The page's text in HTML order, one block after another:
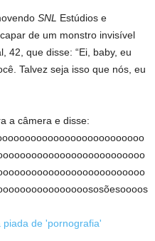
SNL Estúdios e
de um monstro invisível
42, que disse: “Ei, baby, eu
Talvez seja isso que nós, eu
a câmera e disse: